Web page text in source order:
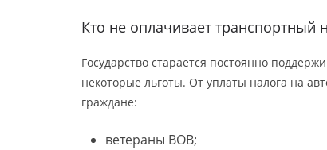
Кто не оплачивает транспортный
Государство старается постоянно
некоторые льготы. От уплаты налога на
граждане:
ветераны ВОВ;